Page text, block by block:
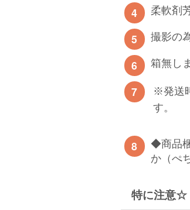
柔軟剤
撮影の
箱無し
※発送
す。
◆商品
か（ぺ
特に注意☆